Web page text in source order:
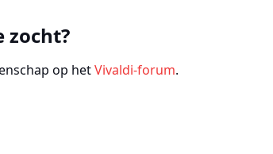
zocht?
op hetVivaldi-forum.